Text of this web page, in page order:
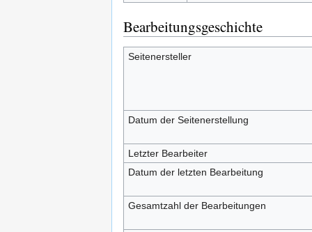
Bearbeitungsgeschichte
Seitenersteller
Datum der Seitenerstellung
Letzter Bearbeiter
Datum der letzten Bearbeitung
Gesamtzahl der Bearbeitungen